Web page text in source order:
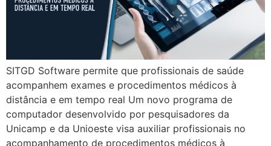
SITGD Software permite que profissionais de saúde
acompanhem exames e procedimentos médicos à
distância e em tempo real Um novo programa de
computador desenvolvido por pesquisadores da
Unicamp e da Unioeste visa auxiliar profissionais no
acompanhamento de procedimentos médicos à